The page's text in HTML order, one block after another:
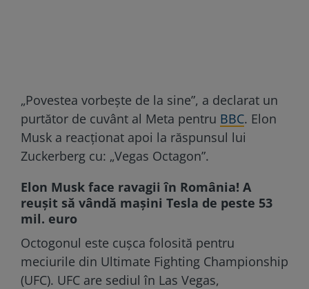
„Povestea vorbește de la sine”, a declarat un
purtător de cuvânt al Meta pentru BBC. Elon
Musk a reacționat apoi la răspunsul lui
Zuckerberg cu: „Vegas Octagon”.
Elon Musk face ravagii în România! A
reușit să vândă mașini Tesla de peste 53
mil. euro
Octogonul este cușca folosită pentru
meciurile din Ultimate Fighting Championship
(UFC). UFC are sediul în Las Vegas,